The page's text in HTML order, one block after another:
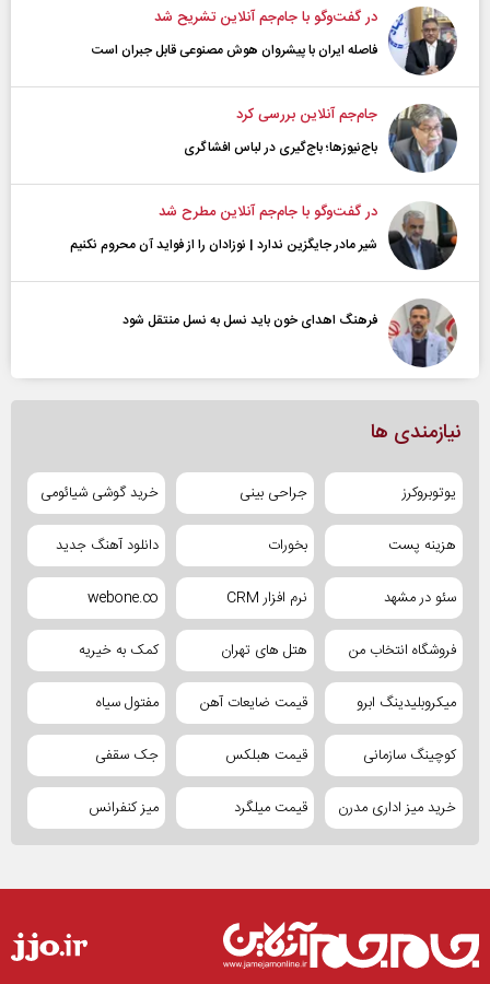
در گفت‌و‌گو با جام‌جم آنلاین تشریح شد
فاصله ایران با پیشرو‌ان هوش مصنوعی قابل جبران است
جام‌جم آنلاین بررسی کرد
باج‌نیوزها؛ باج‌گیری در لباس افشاگری
در گفت‌و‌گو با جام‌جم آنلاین مطرح شد
شیر مادر جایگزین ندارد | نوزادان را از فواید آن محروم نکنیم
فرهنگ اهدای خون باید نسل به نسل منتقل شود
نیازمندی ها
یوتوبروکرز جراحی بینی خرید گوشی شیائومی
هزینه پست بخورات دانلود آهنگ جدید
سئو در مشهد نرم افزار CRM webone.co
فروشگاه انتخاب من هتل های تهران کمک به خیریه
میکروبلیدینگ ابرو قیمت ضایعات آهن مفتول سیاه
کوچینگ سازمانی قیمت هبلکس جک سقفی
خرید میز اداری مدرن قیمت میلگرد میز کنفرانس